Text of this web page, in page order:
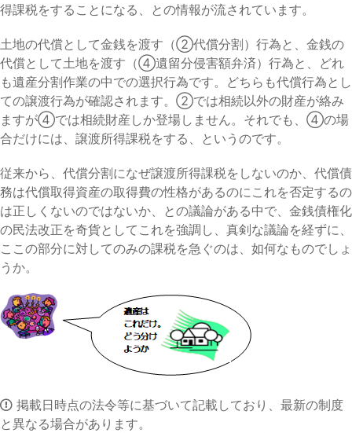
得課税をすることになる、との情報が流されています。
土地の代償として金銭を渡す（②代償分割）行為と、金銭の
代償として土地を渡す（④遺留分侵害額弁済）行為と、どれ
も遺産分割作業の中での選択行為です。どちらも代償行為とし
ての譲渡行為が確認されます。②では相続以外の財産が絡み
ますが④では相続財産しか登場しません。それでも、④の場
合だけには、譲渡所得課税をする、というのです。
従来から、代償分割になぜ譲渡所得課税をしないのか、代償債
務は代償取得資産の取得費の性格があるのにこれを否定するの
は正しくないのではないか、との議論がある中で、金銭債権化
の民法改正を奇貨としてこれを強調し、真剣な議論を経ずに、
ここの部分に対してのみの課税を急ぐのは、如何なものでしょ
うか。
掲載日時点の法令等に基づいて記載しており、最新の制度
と異なる場合があります。